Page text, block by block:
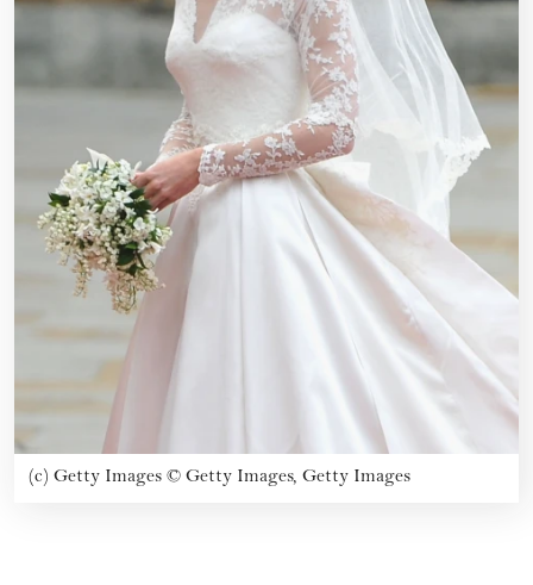
(c) Getty Images © Getty Images, Getty Images